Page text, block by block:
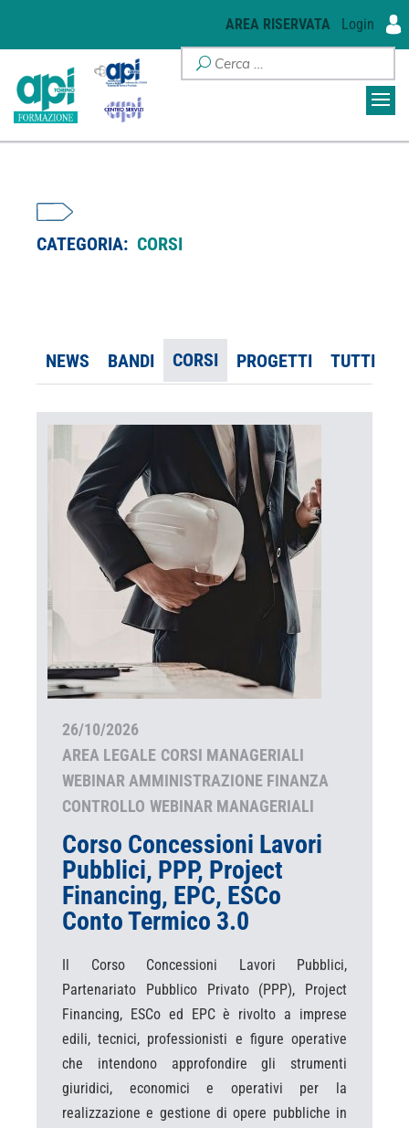
AREA RISERVATA Login
CATEGORIA: CORSI
NEWS BANDI CORSI PROGETTI TUTTI
26/10/2026
AREA LEGALE CORSI MANAGERIALI
WEBINAR AMMINISTRAZIONE FINANZA
CONTROLLO WEBINAR MANAGERIALI
Corso Concessioni Lavori
Pubblici, PPP, Project
Financing, EPC, ESCo
Conto Termico 3.0
Il Corso Concessioni Lavori Pubblici,
Partenariato Pubblico Privato (PPP), Project
Financing, ESCo ed EPC è rivolto a imprese
edili, tecnici, professionisti e figure operative
che intendono approfondire gli strumenti
giuridici, economici e operativi per la
realizzazione e gestione di opere pubbliche in